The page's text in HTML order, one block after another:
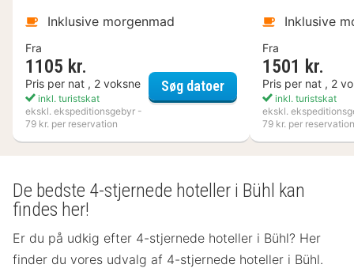
Inklusive morgenmad
Fra
1105 kr.
Pris per nat , 2 voksne
inkl. turistskat
ekskl. ekspeditionsgebyr -
79 kr. per reservation
Søg datoerVANN
Inklusive
Fra
1501 kr.
Pris per nat , 2
inkl. turistskat
ekskl.
79 kr. per reservation
De bedste 4-stjernede hoteller i Bühl kan
findes her!
Er du på udkig efter 4-stjernede hoteller i Bühl? Her
finder du vores udvalg af 4-stjernede hoteller i Bühl.